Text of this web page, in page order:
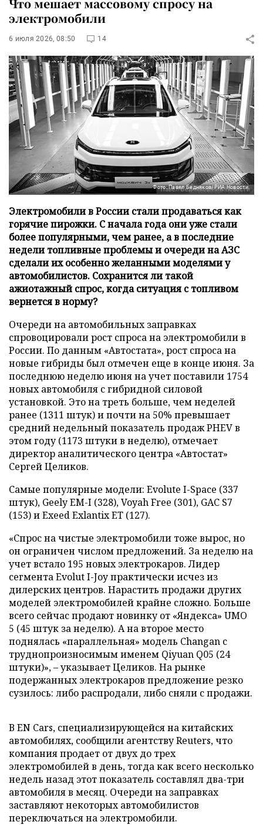
Что мешает массовому спросу на
электромобили
6 июля 2026, 08:50 14
Фото: Павел Бедняков/РИА Новости
Электромобили в России стали продаваться как
горячие пирожки. С начала года они уже стали
более популярными, чем ранее, а в последние
недели топливные проблемы и очереди на АЗС
сделали их особенно желанными моделями у
автомобилистов. Сохранится ли такой
ажиотажный спрос, когда ситуация с топливом
вернется в норму?
Очереди на автомобильных заправках
спровоцировали рост спроса на электромобили в
России. По данным «Автостата», рост спроса на
новые гибриды был отмечен еще в конце июня. За
последнюю неделю июня на учет поставили 1754
новых автомобиля с гибридной силовой
установкой. Это на треть больше, чем неделей
ранее (1311 штук) и почти на 50% превышает
средний недельный показатель продаж PHEV в
этом году (1173 штуки в неделю), отмечает
директор аналитического центра «Автостат»
Сергей Целиков.
Самые популярные модели: Evolute I-Space (337
штук), Geely EM-I (328), Voyah Free (301), GAC S7
(153) и Exeed Exlantix ET (127).
«Спрос на чистые электромобили тоже вырос, но
он ограничен числом предложений. За неделю на
учет встало 195 новых электрокаров. Лидер
сегмента Evolut I-Joy практически исчез из
дилерских центров. Нарастить продажи других
моделей электромобилей крайне сложно. Больше
всего сейчас продают новинку от «Яндекса» UMO
5 (45 штук за неделю). А на второе место
поднялась «параллельная» модель Changan с
труднопроизносимым именем Qiyuan Q05 (24
штуки)», – указывает Целиков. На рынке
подержанных электрокаров предложение резко
сузилось: либо распродали, либо сняли с продажи.
В EN Cars, специализирующейся на китайских
автомобилях, сообщили агентству Reuters, что
компания продает от двух до трех
электромобилей в день, тогда как всего несколько
недель назад этот показатель составлял два-три
автомобиля в месяц. Очереди на заправках
заставляют некоторых автомобилистов
переключаться на электромобили.